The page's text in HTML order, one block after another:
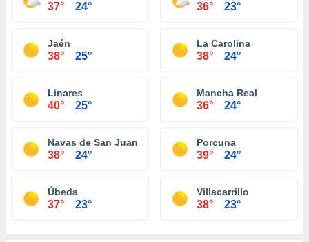
37° 24° 36° 23°
Jaén
38° 25°
La Carolina
38° 24°
Linares
40° 25°
Mancha Real
36° 24°
Navas de San Juan
38° 24°
Porcuna
39° 24°
Úbeda
37° 23°
Villacarrillo
38° 23°